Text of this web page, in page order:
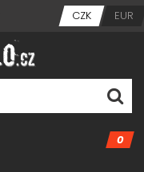
CZK EUR
0